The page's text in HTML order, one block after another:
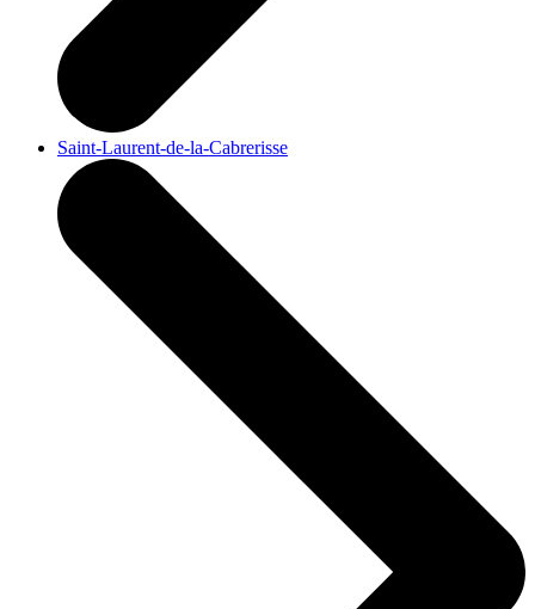
Saint-Laurent-de-la-Cabrerisse